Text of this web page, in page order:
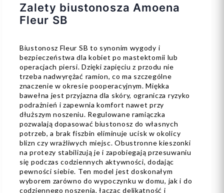
Zalety biustonosza Amoena
Fleur SB
Biustonosz Fleur SB to synonim wygody i
bezpieczeństwa dla kobiet po mastektomii lub
operacjach piersi. Dzięki zapięciu z przodu nie
trzeba nadwyrężać ramion, co ma szczególne
znaczenie w okresie pooperacyjnym. Miękka
bawełna jest przyjazna dla skóry, ogranicza ryzyko
podrażnień i zapewnia komfort nawet przy
dłuższym noszeniu. Regulowane ramiączka
pozwalają dopasować biustonosz do własnych
potrzeb, a brak fiszbin eliminuje ucisk w okolicy
blizn czy wrażliwych miejsc. Obustronne kieszonki
na protezy stabilizują je i zapobiegają przesuwaniu
się podczas codziennych aktywności, dodając
pewności siebie. Ten model jest doskonałym
wyborem zarówno do wypoczynku w domu, jak i do
codziennego noszenia, łącząc delikatność i